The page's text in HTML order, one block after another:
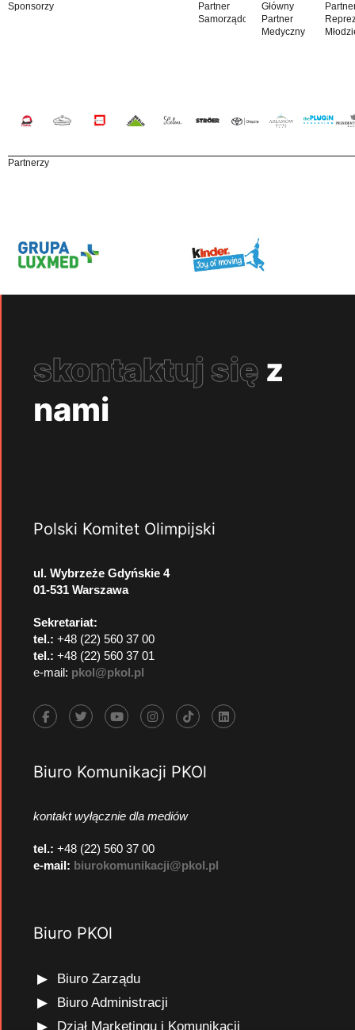
Sponsorzy
Partner
Samorządowy
Główny
Partner
Medyczny
Partnerzy
skontaktuj się z
nami
Polski Komitet Olimpijski
ul. Wybrzeże Gdyńskie 4
01-531 Warszawa
Sekretariat:
tel.: +48 (22) 560 37 00
tel.: +48 (22) 560 37 01
e-mail: pkol@pkol.pl
Biuro Komunikacji PKOl
kontakt wyłącznie dla mediów
tel.: +48 (22) 560 37 00
e-mail: biurokomunikacji@pkol.pl
Biuro PKOl
Biuro Zarządu
Biuro Administracji
Dział Marketingu i Komunikacji